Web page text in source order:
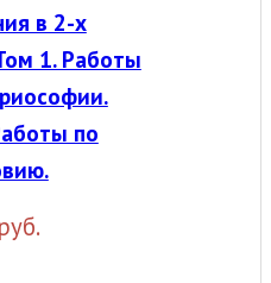
в 2-х
1. Работы
по